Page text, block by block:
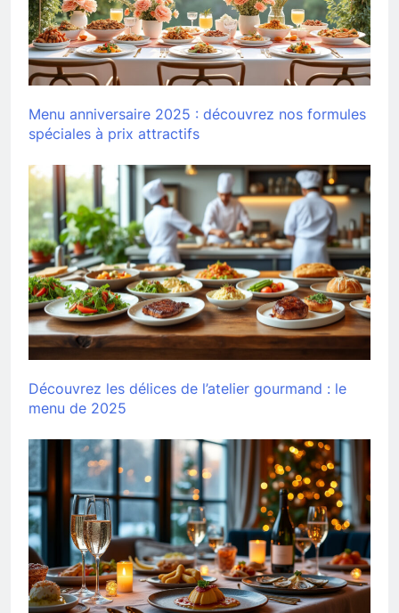
Menu anniversaire 2025 : découvrez nos formules
spéciales à prix attractifs
Découvrez les délices de l’atelier gourmand : le
menu de 2025